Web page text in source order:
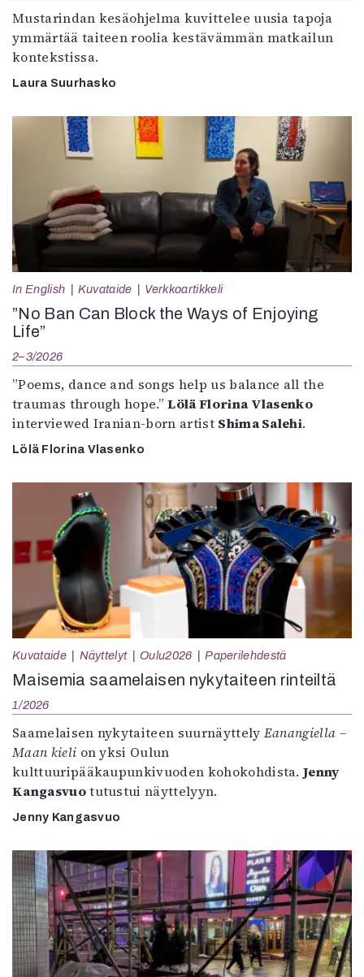
Mustarindan kesäohjelma kuvittelee uusia tapoja
ymmärtää taiteen roolia kestävämmän matkailun
kontekstissa.
Laura Suurhasko
In English Kuvataide Verkkoartikkeli
”No Ban Can Block the Ways of Enjoying
Life”
2–3/2026
”Poems, dance and songs help us balance all the
traumas through hope.”Lölä Florina Vlasenko
interviewed Iranian-born artist Shima Salehi.
Lölä Florina Vlasenko
Kuvataide Näyttelyt Oulu2026 Paperilehdestä
Maisemia saamelaisen nykytaiteen rinteiltä
1/2026
Saamelaisen nykytaiteen suurnäyttely Eanangiella –
Maan kieli on yksi Oulun
kulttuuripääkaupunkivuoden kohokohdista.Jenny
Kangasvuotutustui näyttelyyn.
Jenny Kangasvuo